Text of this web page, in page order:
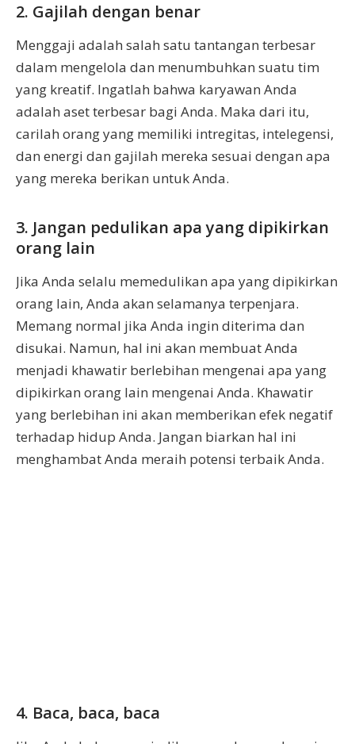
2. Gajilah dengan benar
Menggaji adalah salah satu tantangan terbesar
dalam mengelola dan menumbuhkan suatu tim
yang kreatif. Ingatlah bahwa karyawan Anda
adalah aset terbesar bagi Anda. Maka dari itu,
carilah orang yang memiliki intregitas, intelegensi,
dan energi dan gajilah mereka sesuai dengan apa
yang mereka berikan untuk Anda.
3. Jangan pedulikan apa yang dipikirkan
orang lain
Jika Anda selalu memedulikan apa yang dipikirkan
orang lain, Anda akan selamanya terpenjara.
Memang normal jika Anda ingin diterima dan
disukai. Namun, hal ini akan membuat Anda
menjadi khawatir berlebihan mengenai apa yang
dipikirkan orang lain mengenai Anda. Khawatir
yang berlebihan ini akan memberikan efek negatif
terhadap hidup Anda. Jangan biarkan hal ini
menghambat Anda meraih potensi terbaik Anda.
4. Baca, baca, baca